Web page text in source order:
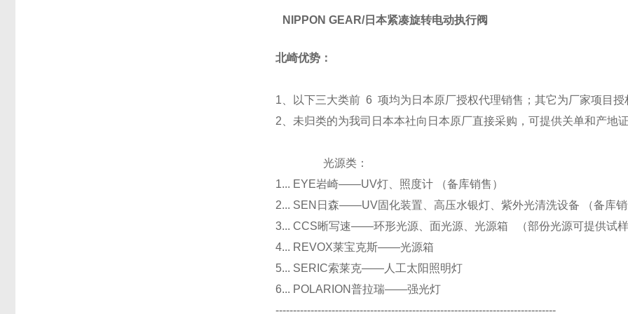
NIPPON GEAR/日本紧凑旋转电动执行阀
北崎优势：
1、以下三大类前 6 项均为日本原厂授权代理销售；其它为厂家项目授
2、未归类的为我司日本本社向日本原厂直接采购，可提供关单和产地证
光源类：
1... EYE岩崎——UV灯、照度计 （备库销售）
2... SEN日森——UV固化装置、高压水银灯、紫外光清洗设备 （备库销
3... CCS晰写速——环形光源、面光源、光源箱 （部份光源可提供试样
4... REVOX莱宝克斯——光源箱
5... SERIC索莱克——人工太阳照明灯
6... POLARION普拉瑞——强光灯
--------------------------------------------------------------------------------